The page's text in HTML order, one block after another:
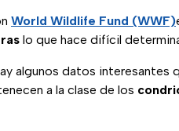
World Wildlife Fund (WWF)
lo que hace difícil
algunos datos interesantes
a la clase de los